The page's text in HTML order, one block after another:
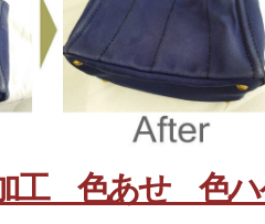
工 色あせ 色ハ